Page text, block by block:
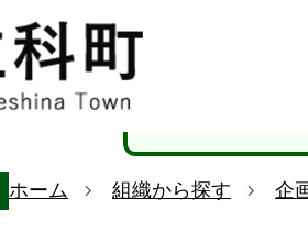
ホーム 組織から探す 企